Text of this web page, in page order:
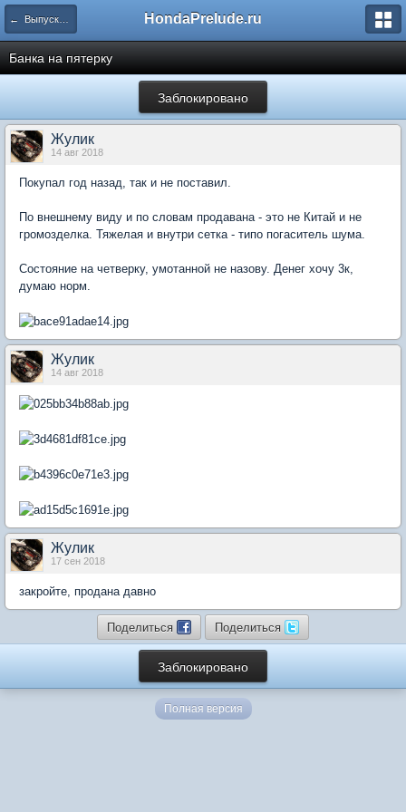
← Выпускные и впускные системы HondaPrelude.ru
Банка на пятерку
Заблокировано
Жулик
14 авг 2018
Покупал год назад, так и не поставил.
По внешнему виду и по словам продавана - это не Китай и не
громозделка. Тяжелая и внутри сетка - типо погаситель шума.
Состояние на четверку, умотанной не назову. Денег хочу 3к,
думаю норм.
Жулик
14 авг 2018
Жулик
17 сен 2018
закройте, продана давно
Поделиться Поделиться
Заблокировано
Полная версия